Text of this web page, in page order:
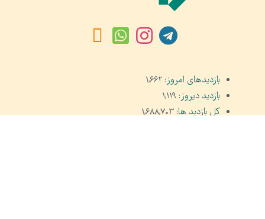
بازدیدهای امروز: ۱,۶۶۲
بازدید دیروز: ۱,۱۱۹
کل بازدید ها:۱,۶۸۸,۷۰۳